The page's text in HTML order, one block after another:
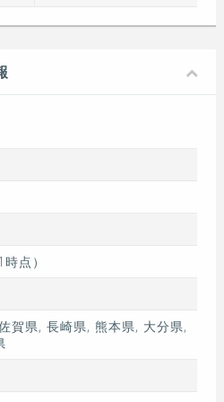
点）
賀県, 長崎県, 熊本県, 大分県,